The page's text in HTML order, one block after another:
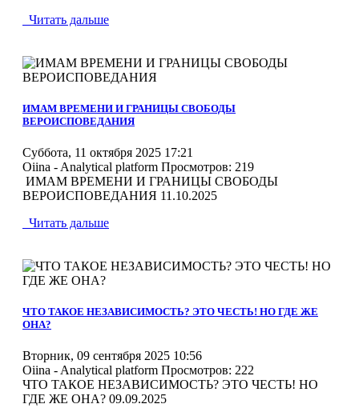
Читать дальше
ИМАМ ВРЕМЕНИ И ГРАНИЦЫ СВОБОДЫ
ВЕРОИСПОВЕДАНИЯ
Суббота, 11 октября 2025 17:21
Oiina - Analytical platform Просмотров: 219
ИМАМ ВРЕМЕНИ И ГРАНИЦЫ СВОБОДЫ
ВЕРОИСПОВЕДАНИЯ 11.10.2025
Читать дальше
ЧТО ТАКОЕ НЕЗАВИСИМОСТЬ? ЭТО ЧЕСТЬ! НО ГДЕ ЖЕ
ОНА?
Вторник, 09 сентября 2025 10:56
Oiina - Analytical platform Просмотров: 222
ЧТО ТАКОЕ НЕЗАВИСИМОСТЬ? ЭТО ЧЕСТЬ! НО
ГДЕ ЖЕ ОНА? 09.09.2025